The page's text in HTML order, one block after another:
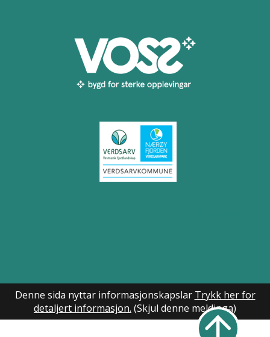
Denne sida nyttar informasjonskapslar Trykk her for
detaljert informasjon. (Skjul denne meldinga)